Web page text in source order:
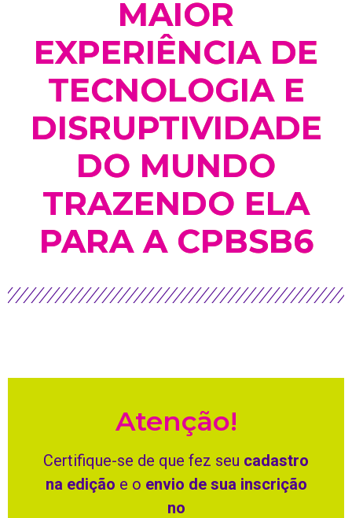
MAIOR
EXPERIÊNCIA DE
TECNOLOGIA E
DISRUPTIVIDADE
DO MUNDO
TRAZENDO ELA
PARA A CPBSB6
Atenção!
Certifique-se de que fez seu cadastro
na edição e o envio de sua inscrição
no